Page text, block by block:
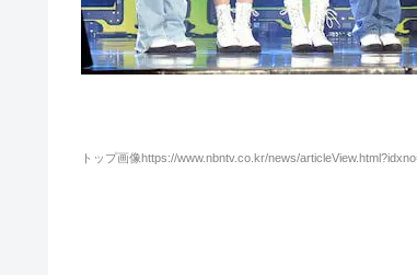
トップ画像https://www.nbntv.co.kr/news/